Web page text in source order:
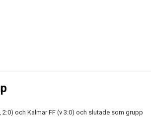
2:0) och Kalmar FF (v 3:0) och slutade som grupp